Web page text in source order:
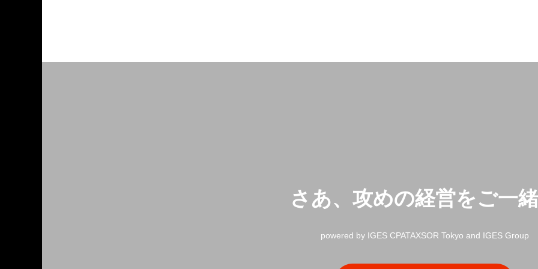
さあ、攻めの経営をご一
powered by IGES CPATAXSOR Tokyo and IGES Group